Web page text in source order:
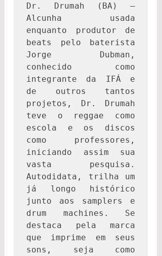
Dr. Drumah (BA) –
Alcunha usada
enquanto produtor de
beats pelo baterista
Jorge Dubman,
conhecido como
integrante da IFÁ e
de outros tantos
projetos, Dr. Drumah
teve o reggae como
escola e os discos
como professores,
iniciando assim sua
vasta pesquisa.
Autodidata, trilha um
já longo histórico
junto aos samplers e
drum machines. Se
destaca pela marca
que imprime em seus
sons, seja como